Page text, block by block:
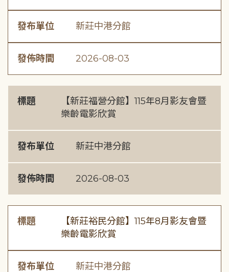
發布單位 新莊中港分館
發佈時間 2026-08-03
標題
【新莊福營分館】115年8月影友會暨
樂齡電影欣賞
發布單位 新莊中港分館
發佈時間 2026-08-03
標題
【新莊裕民分館】115年8月影友會暨
樂齡電影欣賞
發布單位 新莊中港分館